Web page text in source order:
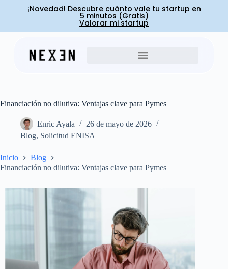
¡Novedad! Descubre cuánto vale tu startup en
5 minutos (Gratis)
Valorar mi startup
Financiación no dilutiva: Ventajas clave para Pymes
Enric Ayala
26 de mayo de 2026
Blog, Solicitud ENISA
Inicio
Blog
Financiación no dilutiva: Ventajas clave para Pymes